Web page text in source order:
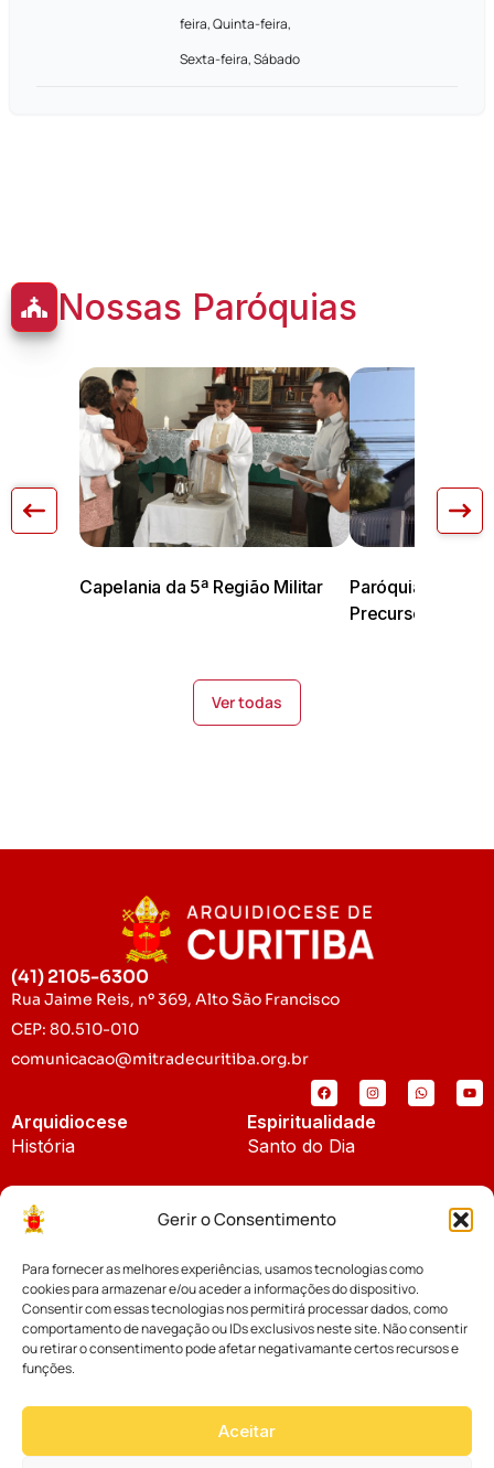
Gerir o Consentimento
Para fornecer as melhores experiências, usamos tecnologias como
cookies para armazenar e/ou aceder a informações do dispositivo.
Consentir com essas tecnologias nos permitirá processar dados, como
comportamento de navegação ou IDs exclusivos neste site. Não consentir
ou retirar o consentimento pode afetar negativamante certos recursos e
funções.
Aceitar
feira, Quinta-feira,
Sexta-feira, Sábado
Nossas Paróquias
Capelania da 5ª Região Militar
Paróquia São
Precursor
Ver todas
(41) 2105-6300
Rua Jaime Reis, nº 369, Alto São Francisco
CEP: 80.510-010
comunicacao@mitradecuritiba.org.br
Arquidiocese
História
Espiritualidade
Santo do Dia
Notícias
Notícias da Arquidiocese
Notícias Cáritas
Palavra dos Bispos
Cúria Diocesana
Fundo Diocesano
Vicariatos da Educação